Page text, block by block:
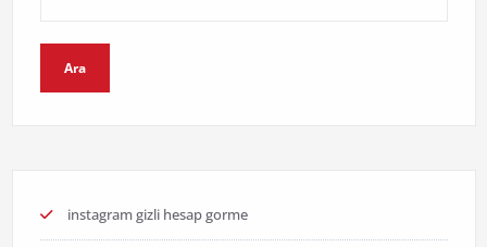
Ara
instagram gizli hesap gorme